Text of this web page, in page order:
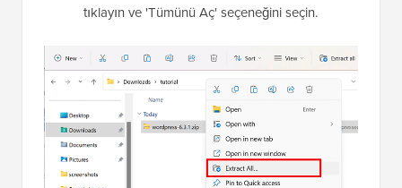
tıklayın ve 'Tümünü Aç' seçeneğini seçin.